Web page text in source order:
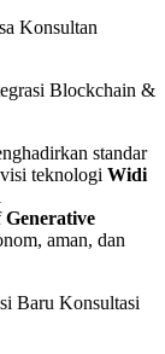
Konsultan
Blockchain &
standar
teknologi Widi
Generative
aman, dan
Baru Konsultasi